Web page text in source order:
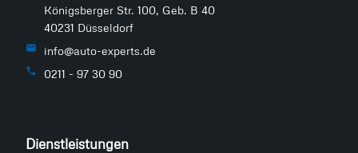
Königsberger Str. 100, Geb. B 40
40231 Düsseldorf
info@auto-experts.de
0211 - 97 30 90
Dienstleistungen